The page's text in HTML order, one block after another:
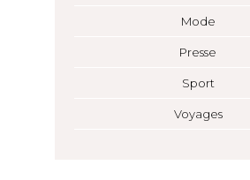
Mode
Presse
Sport
Voyages